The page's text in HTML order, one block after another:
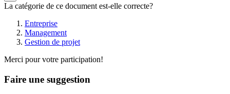
La catégorie de ce document est-elle correcte?
Entreprise
Management
Gestion de projet
Merci pour votre participation!
Faire une suggestion